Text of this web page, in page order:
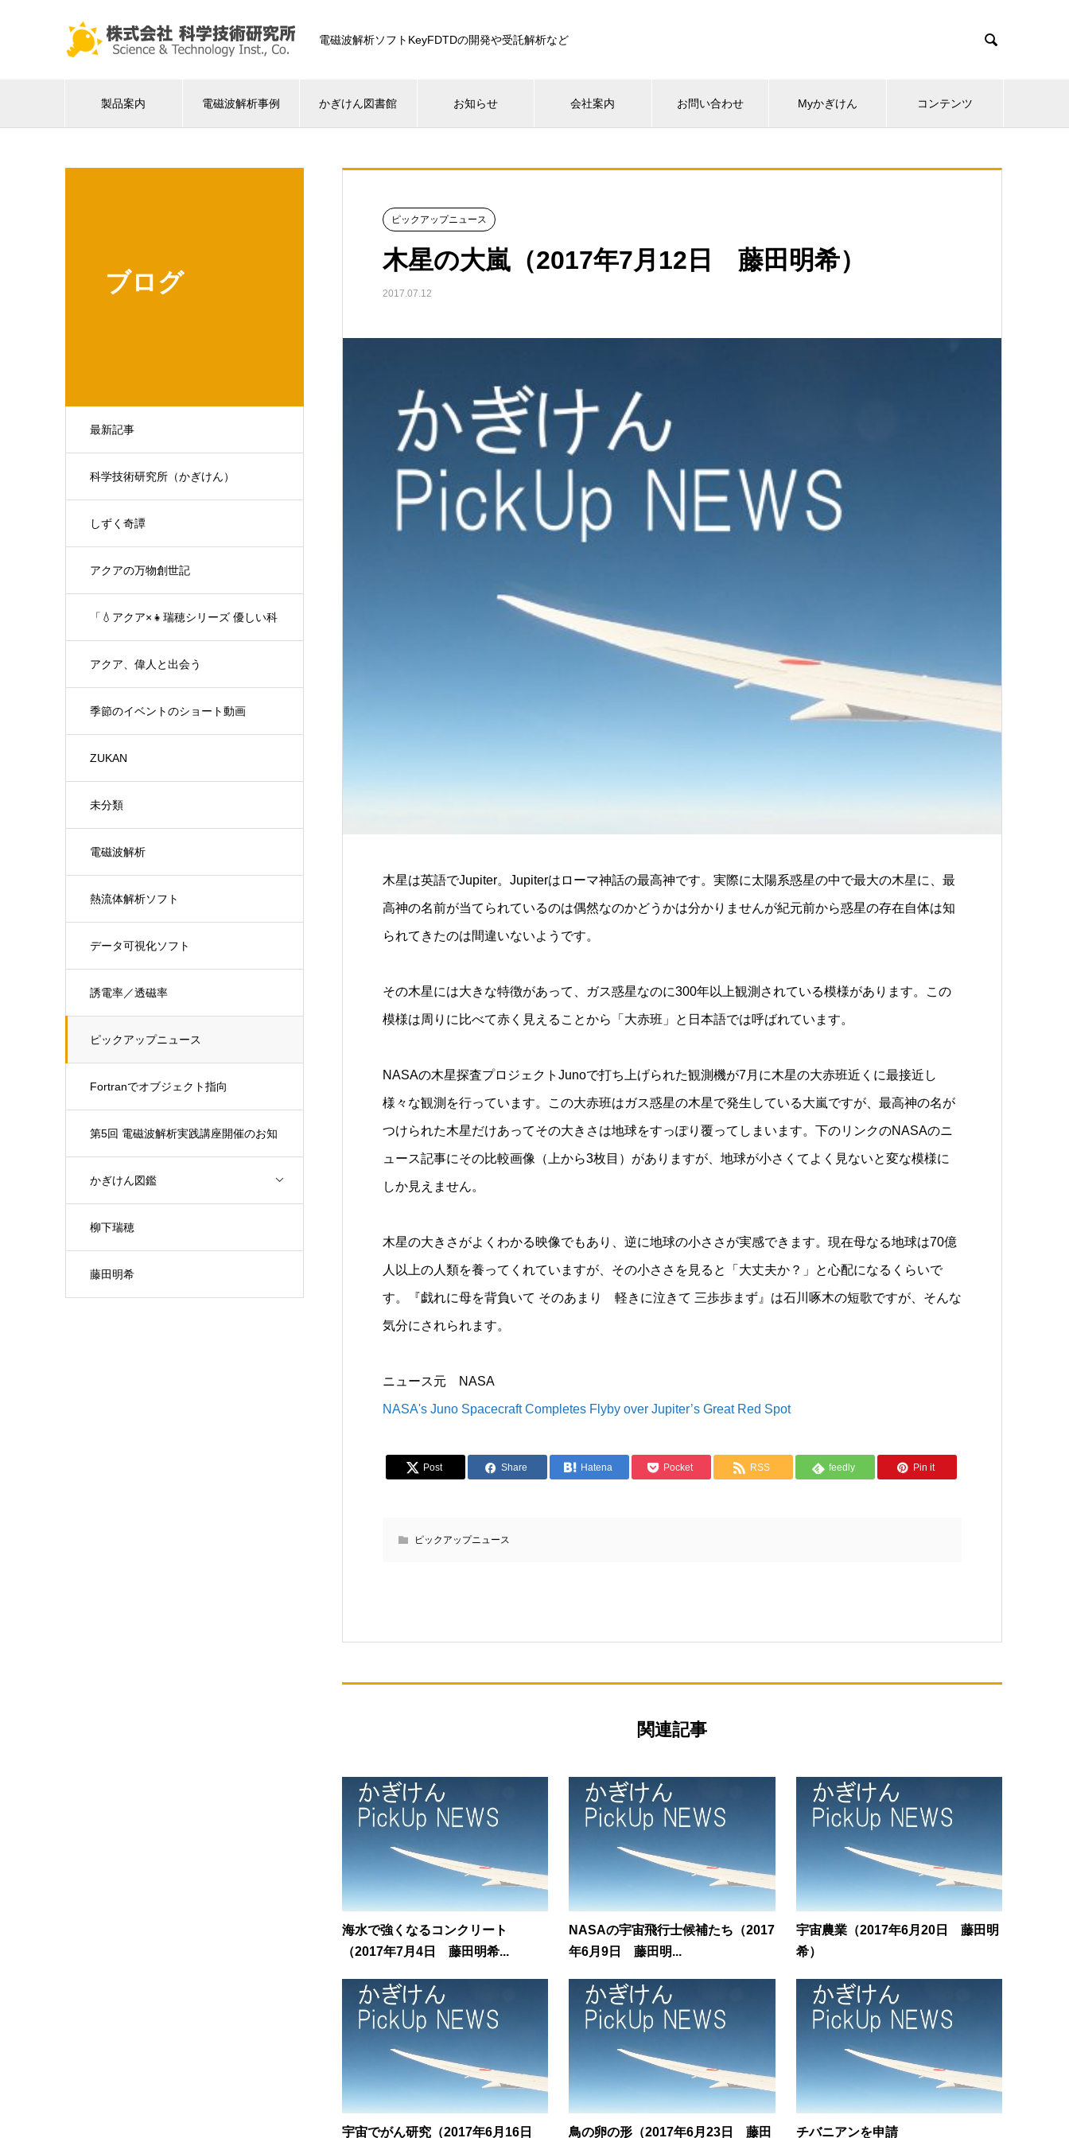
電磁波解析ソフトKeyFDTDの開発や受託解析など 
製品案内 電磁波解析事例 かぎけん図書館 お知らせ 会社案内 お問い合わせ Myかぎけん コンテンツ
ブログ
最新記事
科学技術研究所（かぎけん）
しずく奇譚
アクアの万物創世記
「💧アクア×👧瑞穂シリーズ 優しい科
学の対話」
アクア、偉人と出会う
季節のイベントのショート動画
ZUKAN
未分類
電磁波解析
熱流体解析ソフト
データ可視化ソフト
誘電率／透磁率
ピックアップニュース
Fortranでオブジェクト指向
第5回 電磁波解析実践講座開催のお知
らせ（開催日：9月30日)
かぎけん図鑑
柳下瑞穂
藤田明希
ピックアップニュース
木星の大嵐（2017年7月12日 藤田明希）
2017.07.12
木星は英語でJupiter。Jupiterはローマ神話の最高神です。実際に太陽系惑星の中で最大の木星に、最
高神の名前が当てられているのは偶然なのかどうかは分かりませんが紀元前から惑星の存在自体は知
られてきたのは間違いないようです。
その木星には大きな特徴があって、ガス惑星なのに300年以上観測されている模様があります。この
模様は周りに比べて赤く見えることから「大赤班」と日本語では呼ばれています。
NASAの木星探査プロジェクトJunoで打ち上げられた観測機が7月に木星の大赤班近くに最接近し
様々な観測を行っています。この大赤班はガス惑星の木星で発生している大嵐ですが、最高神の名が
つけられた木星だけあってその大きさは地球をすっぽり覆ってしまいます。下のリンクのNASAのニ
ュース記事にその比較画像（上から3枚目）がありますが、地球が小さくてよく見ないと変な模様に
しか見えません。
木星の大きさがよくわかる映像でもあり、逆に地球の小ささが実感できます。現在母なる地球は70億
人以上の人類を養ってくれていますが、その小ささを見ると「大丈夫か？」と心配になるくらいで
す。『戯れに母を背負いて そのあまり 軽きに泣きて 三歩歩まず』は石川啄木の短歌ですが、そんな
気分にされられます。
ニュース元 NASA
NASA's Juno Spacecraft Completes Flyby over Jupiter’s Great Red Spot
Post Share Hatena Pocket RSS feedly Pin it
ピックアップニュース
関連記事
海水で強くなるコンクリート
（2017年7月4日 藤田明希...
NASAの宇宙飛行士候補たち（2017
年6月9日 藤田明...
宇宙農業（2017年6月20日 藤田明
希）
宇宙でがん研究（2017年6月16日
鳥の卵の形（2017年6月23日 藤田
チバニアンを申請